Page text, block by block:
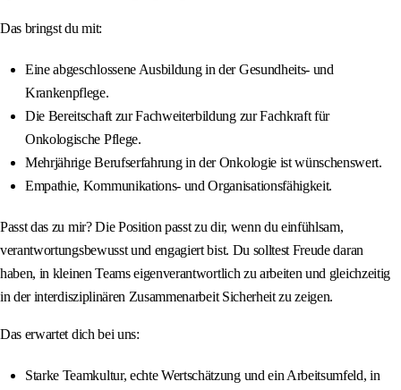
Das bringst du mit:
Eine abgeschlossene Ausbildung in der Gesundheits- und
Krankenpflege.
Die Bereitschaft zur Fachweiterbildung zur Fachkraft für
Onkologische Pflege.
Mehrjährige Berufserfahrung in der Onkologie ist wünschenswert.
Empathie, Kommunikations- und Organisationsfähigkeit.
Passt das zu mir? Die Position passt zu dir, wenn du einfühlsam,
verantwortungsbewusst und engagiert bist. Du solltest Freude daran
haben, in kleinen Teams eigenverantwortlich zu arbeiten und gleichzeitig
in der interdisziplinären Zusammenarbeit Sicherheit zu zeigen.
Das erwartet dich bei uns:
Starke Teamkultur, echte Wertschätzung und ein Arbeitsumfeld, in